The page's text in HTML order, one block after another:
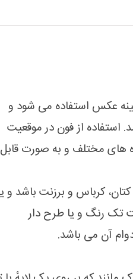
عکس استفاده می شود و
استفاده از فون در موقعیت
های مختلف و به صورت قابل
تک رنگ و یا طرح دار
آن می باشد.